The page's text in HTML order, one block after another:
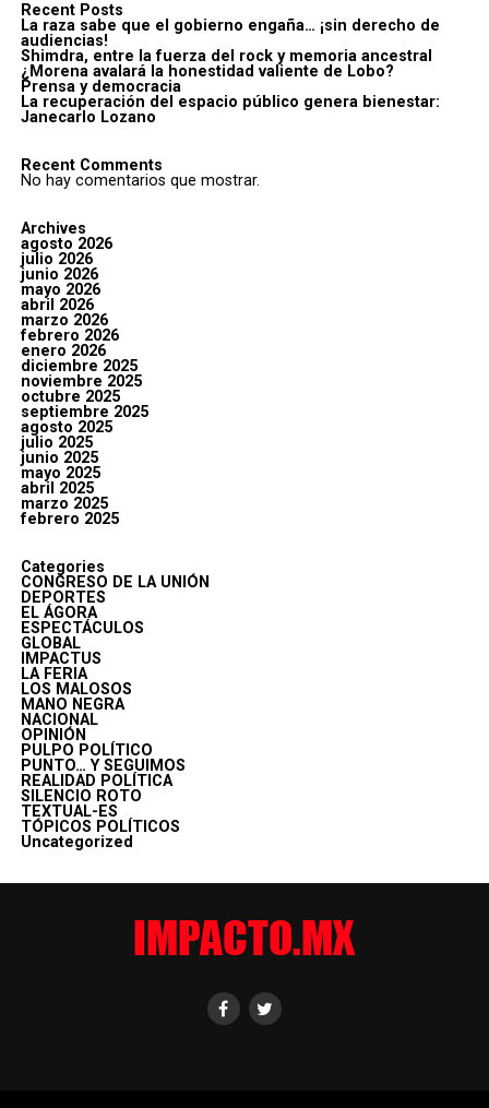
Recent Posts
La raza sabe que el gobierno engaña… ¡sin derecho de
audiencias!
Shimdra, entre la fuerza del rock y memoria ancestral
¿Morena avalará la honestidad valiente de Lobo?
Prensa y democracia
La recuperación del espacio público genera bienestar:
Janecarlo Lozano
Recent Comments
No hay comentarios que mostrar.
Archives
agosto 2026
julio 2026
junio 2026
mayo 2026
abril 2026
marzo 2026
febrero 2026
enero 2026
diciembre 2025
noviembre 2025
octubre 2025
septiembre 2025
agosto 2025
julio 2025
junio 2025
mayo 2025
abril 2025
marzo 2025
febrero 2025
Categories
CONGRESO DE LA UNIÓN
DEPORTES
EL ÁGORA
ESPECTÁCULOS
GLOBAL
IMPACTUS
LA FERIA
LOS MALOSOS
MANO NEGRA
NACIONAL
OPINIÓN
PULPO POLÍTICO
PUNTO… Y SEGUIMOS
REALIDAD POLÍTICA
SILENCIO ROTO
TEXTUAL-ES
TÓPICOS POLÍTICOS
Uncategorized